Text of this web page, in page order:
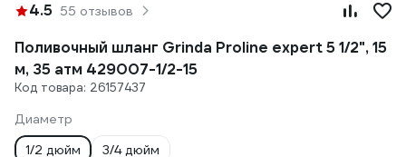
4.5 55 отзывов
Поливочный шланг Grinda Proline expert 5 1/2", 15
м, 35 атм 429007-1/2-15
Код товара: 26157437
Диаметр
1/2 дюйм
3/4 дюйм